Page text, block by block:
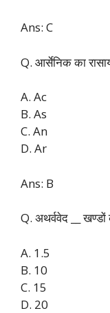
Ans: C
Q. आर्सेनिक का
A. Ac
B. As
C. An
D. Ar
Ans: B
Q. अथर्ववेद __
A. 1.5
B. 10
C. 15
D. 20